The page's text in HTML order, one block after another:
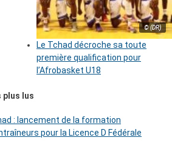
© (DR)
Le Tchad décroche sa toute
première qualification pour
l’Afrobasket U18
plus lus
: lancement de la formation
pour la Licence D Fédérale